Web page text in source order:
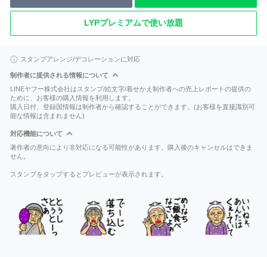
LYPプレミアムで使い放題
スタンプアレンジ/デコレーションに対応
制作者に提供される情報について
LINEヤフー株式会社はスタンプ/絵文字/着せかえ制作者への売上レポートの提供の
ために、お客様の購入情報を利用します。
購入日付、登録国情報は制作者から確認することができます。(お客様を直接識別可
能な情報は含まれません)
対応機能について
著作者の意向により非対応になる可能性があります。購入後のキャンセルはできま
せん。
スタンプをタップするとプレビューが表示されます。